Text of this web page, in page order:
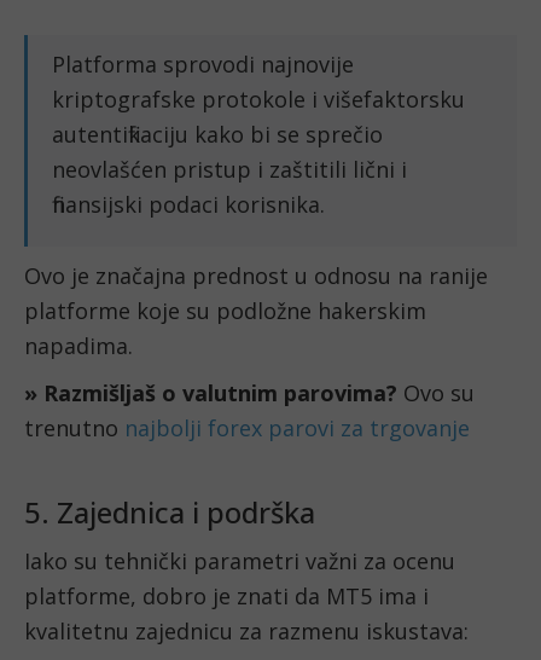
Platforma sprovodi najnovije
kriptografske protokole i višefaktorsku
autentifikaciju kako bi se sprečio
neovlašćen pristup i zaštitili lični i
finansijski podaci korisnika.
Ovo je značajna prednost u odnosu na ranije
platforme koje su podložne hakerskim
napadima.
» Razmišljaš o valutnim parovima? Ovo su
trenutno najbolji forex parovi za trgovanje
5. Zajednica i podrška
Iako su tehnički parametri važni za ocenu
platforme, dobro je znati da MT5 ima i
kvalitetnu zajednicu za razmenu iskustava: